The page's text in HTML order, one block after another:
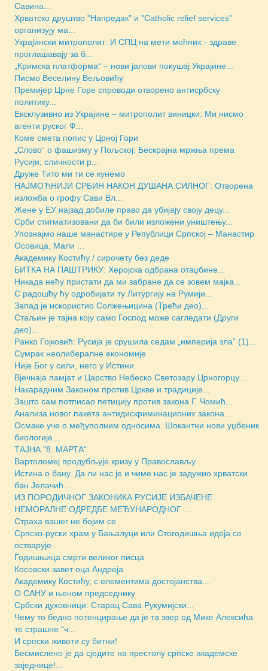
Савина...
Хрватско друштво "Напредак" и "Catholic relief services"
организују ма...
Украјински митрополит: И СПЦ на мети моћних - здраве
проглашавају за б...
„Кримска платформа“ – нови јалови покушај Украјине...
Писмо Веселину Вељовићу
Премијер Црне Горе спроводи отворено антисрбску
политику...
Ексклузивно из Украјине – митрополит виницки: Ми нисмо
агенти руског Ф...
Коме смета попис у Црној Гори
„Слово“ о фашизму у Пољској: Бескрајна мржња према
Русији; сличности р...
Друже Тито ми ти се кунемо
НАЈМОЋНИЈИ СРБИН НАКОН ДУШАНА СИЛНОГ: Отворена
изложба о грофу Сави Вл...
Жене у ЕУ најзад добиле право да убијају своју децу...
Срби стигматизовани да би били изложени уништењу...
Упознајмо наше манастире у Републици Српској – Манастир
Осовица, Мали ...
Академику Костићу / сирочету без деде
БИТКА НА ПАШТРИКУ: Херојска одбрана отаџбине...
Никада нећу пристати да ми забране да се зовем мајка...
С радошћу ћу одробијати ту Литургију на Румији...
Запад је искористио Солжењицина (Трећи део)...
Стаљин је тајна коју само Господ може сагледати (Други
део)...
Ранко Гојковић: Русија је срушила седам „империја зла” (1)...
Сумрак неолибералне економије
Није Бог у сили, него у Истини
Вјечнаја памјат и Царство Небеско Светозару Црногорцу...
Накарадним Законом против Цркве и традиције...
Зашто сам потписао петицију против закона Г. Чомић...
Анализа новог пакета антидискриминационих закона...
Осмаке уче о међуполним односима. Шокантни нови уџбеник
биологије...
ТАЈНА "8. МАРТА"
Вартоломеј продубљује кризу у Православљу...
Истина о бану. Да ли нас је и чиме нас је задужио хрватски
бан Јелачић...
ИЗ ПОРОДИЧНОГ ЗАКОНИКА РУСИЈЕ ИЗБАЧЕНЕ
НЕМОРАЛНЕ ОДРЕДБЕ МЕЂУНАРОДНОГ ...
Страха вашег не бојим се
Српско-руски храм у Бањалуци или Стогодишња идеја се
остварује...
Годишњица смрти великог писца
Косовски завет оца Андреја
Академику Костићу, с елементима достојанства...
О САНУ и њеном председнику
Србски духовници: Старац Сава Рукумијски...
Чему то бедно потенцирање да је та звер од Мике Алексића
те страшне “ч...
И српски животи су битни!
Бесмислено је да сједите на престолу српске академске
заједнице!...